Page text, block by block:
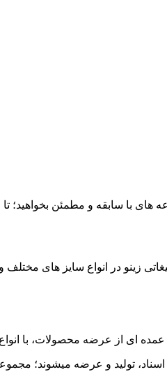
سابقه و مطمئن بخواهید؛ تا
تولید و عرضه میشوند؛ مجموعه